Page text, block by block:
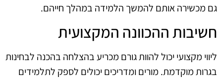
גם מכשירה אותם להמשך הלמידה במהלך חייהם.
חשיבות ההכוונה המקצועית
ליווי מקצועי יכול להוות גורם מכריע בהצלחה בהכנה לבחינות
בגרות מוקדמת. מורים ומדריכים יכולים לספק לתלמידים